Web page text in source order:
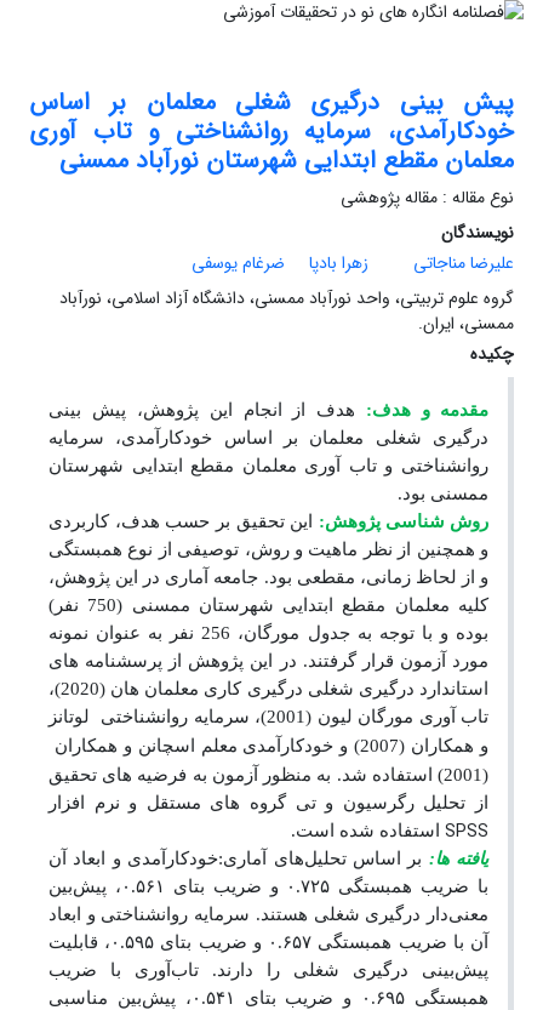
پیش بینی درگیری شغلی معلمان بر اساس
خودکارآمدی، سرمایه روانشناختی و تاب آوری
معلمان مقطع ابتدایی شهرستان نورآباد ممسنی
نوع مقاله : مقاله پژوهشی
نویسندگان
علیرضا مناجاتی
زهرا بادپا
ضرغام یوسفی
گروه علوم تربیتی، واحد نورآباد ممسنی، دانشگاه آزاد اسلامی، نورآباد
ممسنی، ایران.
چکیده
مقدمه و هدف:
هدف از انجام این پژوهش، پیش بینی
درگیری شغلی معلمان بر اساس خودکارآمدی، سرمایه
روانشناختی و تاب آوری معلمان مقطع ابتدایی شهرستان
ممسنی بود.
روش شناسی پژوهش:
این تحقیق بر حسب هدف، کاربردی
و همچنین از نظر ماهیت و روش، توصیفی از نوع همبستگی
و از لحاظ زمانی، مقطعی بود. جامعه آماری در این پژوهش،
کلیه معلمان مقطع ابتدایی شهرستان ممسنی (750 نفر)
بوده و با توجه به جدول مورگان، 256 نفر به عنوان نمونه
مورد آزمون قرار گرفتند. در این پژوهش از پرسشنامه های
استاندارد درگیری شغلی درگیری کاری معلمان هان (2020)،
تاب آوری مورگان لیون (2001)، سرمایه‌ روانشناختی
لوتانز
و همکاران (2007) و خودکارآمدی معلم اسچانن و همکاران
(2001) استفاده شد. به منظور آزمون به فرضیه های تحقیق
از تحلیل رگرسیون و تی گروه های مستقل و نرم افزار
SPSS استفاده شده است.
یافته ها: بر اساس تحلیل‌های آماری:خودکارآمدی و ابعاد آن
با ضریب همبستگی ۰.۷۲۵ و ضریب بتای ۰.۵۶۱ ، پیش‌بین
معنی‌دار درگیری شغلی هستند. سرمایه روانشناختی و ابعاد
آن با ضریب همبستگی ۰.۶۵۷ و ضریب بتای ۰.۵۹۵ ، قابلیت
پیش‌بینی درگیری شغلی را دارند. تاب‌آوری با ضریب
همبستگی ۰.۶۹۵ و ضریب بتای ۰.۵۴۱ ، پیش‌بین مناسبی